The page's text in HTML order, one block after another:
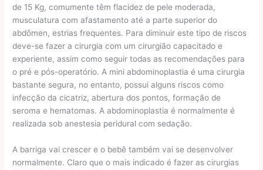
de 15 Kg, comumente têm flacidez de pele moderada,
musculatura com afastamento até a parte superior do
abdômen, estrias frequentes. Para diminuir este tipo de riscos
deve-se fazer a cirurgia com um cirurgião capacitado e
experiente, assim como seguir todas as recomendações para
o pré e pós-operatório. A mini abdominoplastia é uma cirurgia
bastante segura, no entanto, possui alguns riscos como
infecção da cicatriz, abertura dos pontos, formação de
seroma e hematomas. A abdominoplastia é normalmente é
realizada sob anestesia peridural com sedação.
A barriga vai crescer e o bebê também vai se desenvolver
normalmente. Claro que o mais indicado é fazer as cirurgias